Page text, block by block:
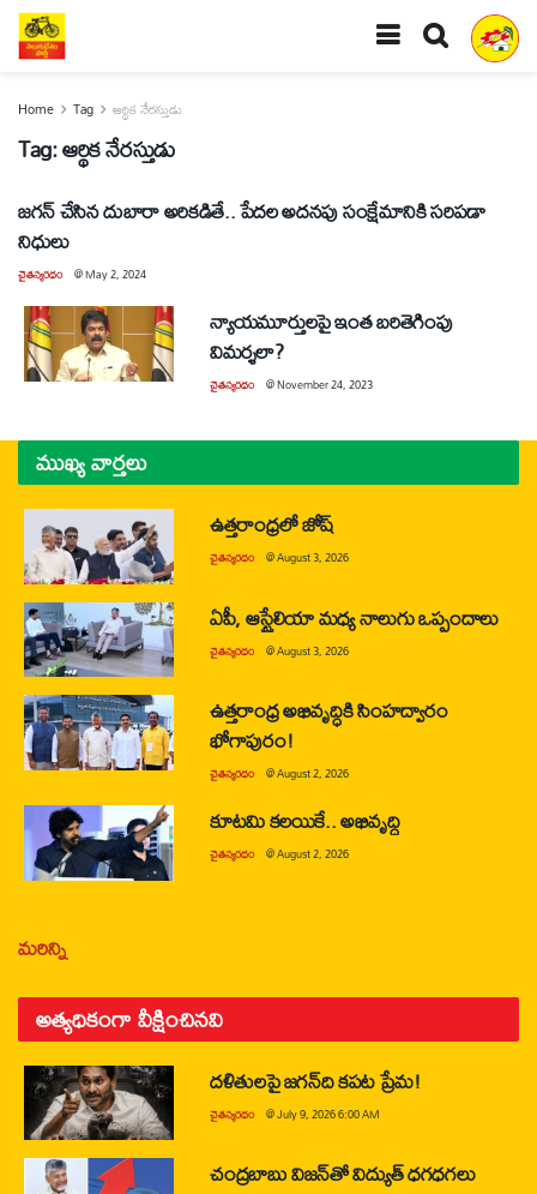
Home Tag ఆర్థిక నేరస్తుడు
Tag:ఆర్థిక నేరస్తుడు
జగన్‌ చేసిన దుబారా అరికడితే.. పేదల అదనపు సంక్షేమానికి సరిపడా
నిధులు
చైతన్యరధం @May 2, 2024
న్యాయమూర్తులపై ఇంత బరితెగింపు
విమర్శలా?
చైతన్యరధం @November 24, 2023
ముఖ్య వార్తలు
ఉత్తరాంధ్రలో జోష్
చైతన్యరధం @August 3, 2026
ఏపీ, ఆస్ట్రేలియా మధ్య నాలుగు ఒప్పందాలు
చైతన్యరధం @August 3, 2026
ఉత్తరాంధ్ర అభివృద్ధికి సింహద్వారం
భోగాపురం!
చైతన్యరధం @August 2, 2026
కూటమి కలయికే.. అభివృద్ధి
చైతన్యరధం @August 2, 2026
మరిన్ని
అత్యధికంగా వీక్షించినవి
దళితులపై జగన్‌ది కపట ప్రేమ!
చైతన్యరధం @July 9, 2026 6:00 AM
చంద్రబాబు విజన్‌తో విద్యుత్ ధగధగలు